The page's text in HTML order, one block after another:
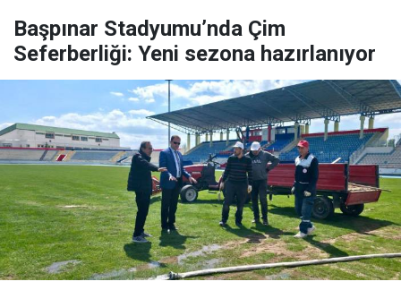
Başpınar Stadyumu’nda Çim
Seferberliği: Yeni sezona hazırlanıyor